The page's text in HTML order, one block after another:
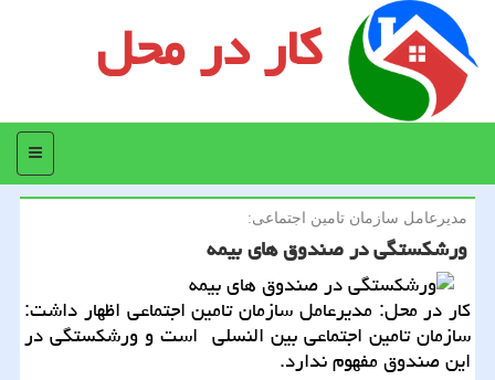
کار در محل
منو
مدیرعامل سازمان تامین اجتماعی:
ورشكستگی در صندوق های بیمه
كار در محل: مدیرعامل سازمان تامین اجتماعی اظهار داشت:
سازمان تامین اجتماعی بین النسلی است و ورشكستگی در
این صندوق مفهوم ندارد.